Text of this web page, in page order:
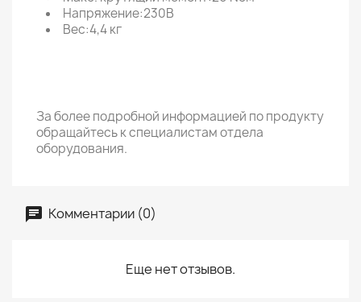
Напряжение:230В
Вес:4,4 кг
За более подробной информацией по продукту
обращайтесь к специалистам отдела
оборудования.
Комментарии (0)
Еще нет отзывов.